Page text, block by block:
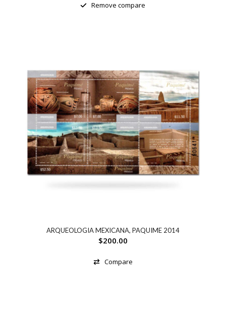
Remove compare
ARQUEOLOGIA MEXICANA, PAQUIME 2014
$200.00
Compare